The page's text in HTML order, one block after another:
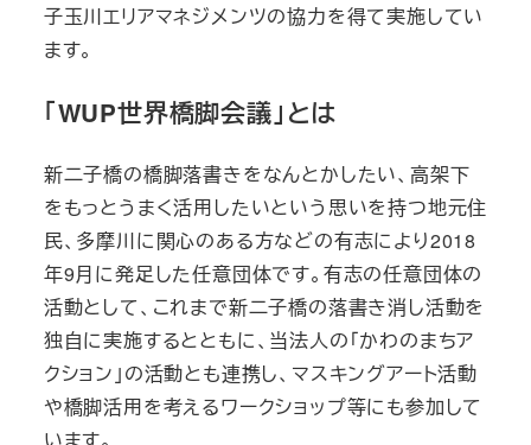
子玉川エリアマネジメンツの協力を得て実施してい
ます。
「WUP世界橋脚会議」とは
新二子橋の橋脚落書きをなんとかしたい、高架下
をもっとうまく活用したいという思いを持つ地元住
民、多摩川に関心のある方などの有志により2018
年9月に発足した任意団体です。有志の任意団体の
活動として、これまで新二子橋の落書き消し活動を
独自に実施するとともに、当法人の「かわのまちア
クション」の活動とも連携し、マスキングアート活動
や橋脚活用を考えるワークショップ等にも参加して